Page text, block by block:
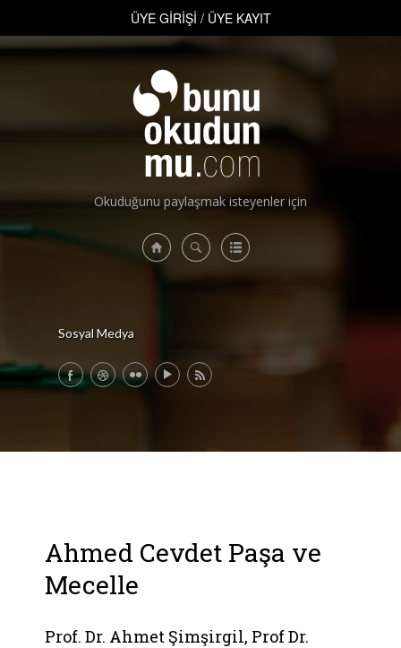
ÜYE GİRİŞİ / ÜYE KAYIT
ÜYE GİRİŞİ/ÜYE KAYIT
Okuduğunu paylaşmak isteyenler için
Sosyal Medya
Ahmed Cevdet Paşa ve
Mecelle
Prof. Dr. Ahmet Şimşirgil, Prof Dr.